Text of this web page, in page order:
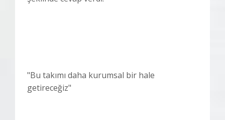
"Bu takımı daha kurumsal bir hale
getireceğiz"